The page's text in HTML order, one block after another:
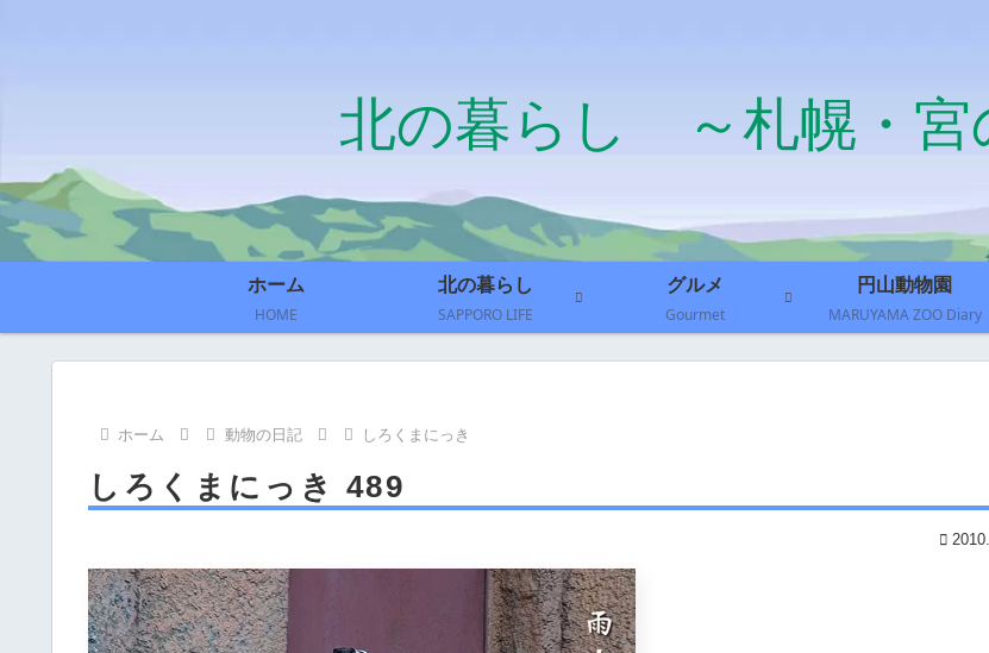
北の暮らし ～札幌・宮
ホーム
HOME
北の暮らし
SAPPORO LIFE
グルメ
Gourmet
円山動物園
MARUYAMA ZOO Diary
ホーム 動物の日記 しろくまにっき
しろくまにっき 489